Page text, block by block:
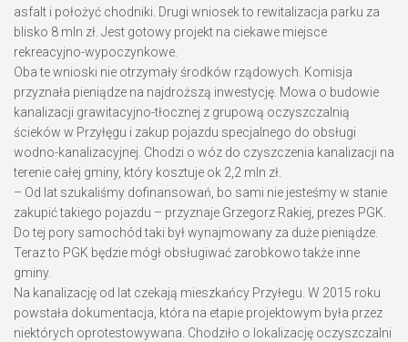
asfalt i położyć chodniki. Drugi wniosek to rewitalizacja parku za
blisko 8 mln zł. Jest gotowy projekt na ciekawe miejsce
rekreacyjno-wypoczynkowe.
Oba te wnioski nie otrzymały środków rządowych. Komisja
przyznała pieniądze na najdroższą inwestycję. Mowa o budowie
kanalizacji grawitacyjno-tłocznej z grupową oczyszczalnią
ścieków w Przyłęgu i zakup pojazdu specjalnego do obsługi
wodno-kanalizacyjnej. Chodzi o wóz do czyszczenia kanalizacji na
terenie całej gminy, który kosztuje ok 2,2 mln zł.
– Od lat szukaliśmy dofinansowań, bo sami nie jesteśmy w stanie
zakupić takiego pojazdu – przyznaje Grzegorz Rakiej, prezes PGK.
Do tej pory samochód taki był wynajmowany za duże pieniądze.
Teraz to PGK będzie mógł obsługiwać zarobkowo także inne
gminy.
Na kanalizację od lat czekają mieszkańcy Przyłegu. W 2015 roku
powstała dokumentacja, która na etapie projektowym była przez
niektórych oprotestowywana. Chodziło o lokalizację oczyszczalni